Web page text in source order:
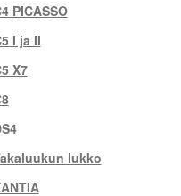
PICASSO
I ja II
X7
lukko